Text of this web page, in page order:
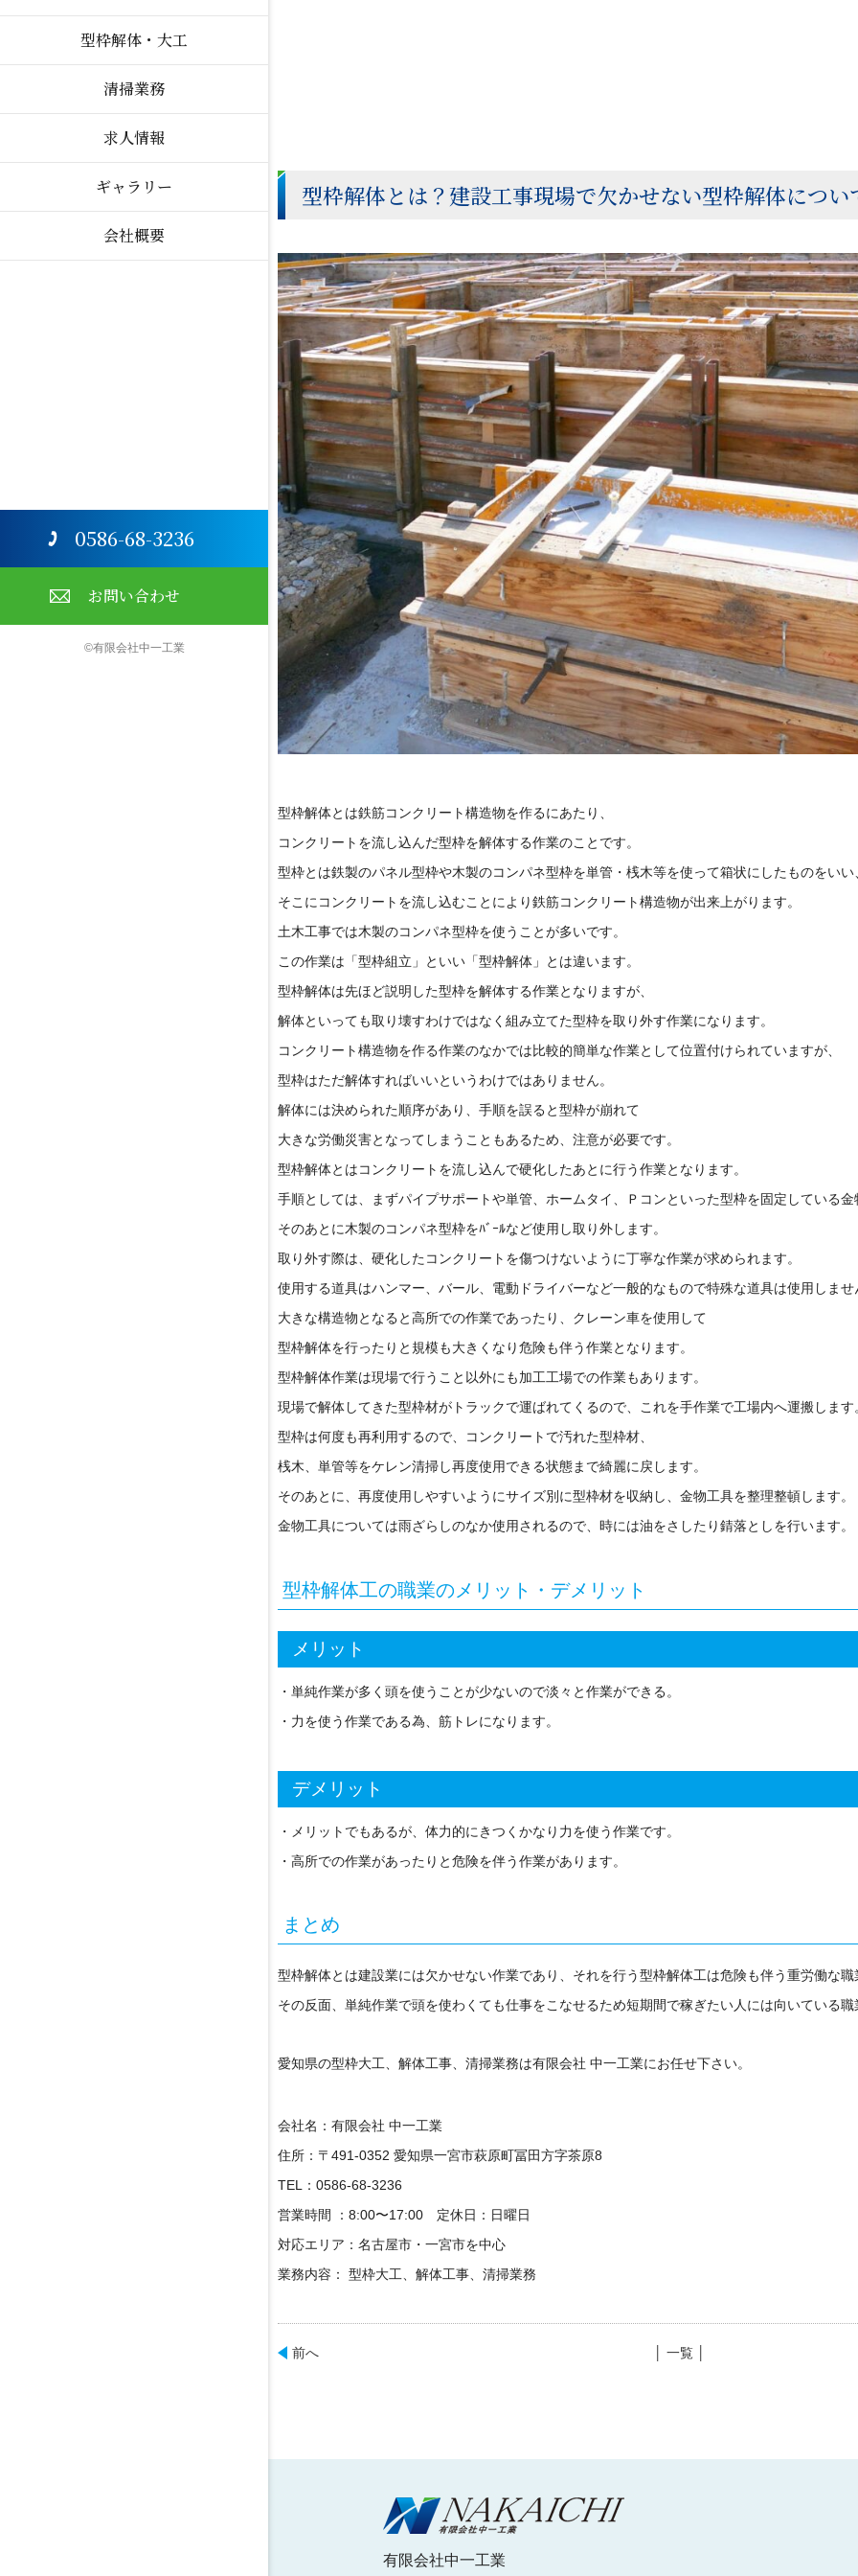
型枠解体・大工
清掃業務
求人情報
ギャラリー
会社概要
0586-68-3236
お問い合わせ
©有限会社中一工業
型枠解体とは？建設工事現場で欠かせない型枠解体につ
型枠解体とは鉄筋コンクリート構造物を作るにあたり、
コンクリートを流し込んだ型枠を解体する作業のことです。
型枠とは鉄製のパネル型枠や木製のコンパネ型枠を単管・桟木等を使って箱状にしたものをいい
そこにコンクリートを流し込むことにより鉄筋コンクリート構造物が出来上がります。
土木工事では木製のコンパネ型枠を使うことが多いです。
この作業は「型枠組立」といい「型枠解体」とは違います。
型枠解体は先ほど説明した型枠を解体する作業となりますが、
解体といっても取り壊すわけではなく組み立てた型枠を取り外す作業になります。
コンクリート構造物を作る作業のなかでは比較的簡単な作業として位置付けられていますが、
型枠はただ解体すればいいというわけではありません。
解体には決められた順序があり、手順を誤ると型枠が崩れて
大きな労働災害となってしまうこともあるため、注意が必要です。
型枠解体とはコンクリートを流し込んで硬化したあとに行う作業となります。
手順としては、まずパイプサポートや単管、ホームタイ、Ｐコンといった型枠を固定している
そのあとに木製のコンパネ型枠をﾊﾞｰﾙなど使用し取り外します。
取り外す際は、硬化したコンクリートを傷つけないように丁寧な作業が求められます。
使用する道具はハンマー、バール、電動ドライバーなど一般的なもので特殊な道具は使用しませ
大きな構造物となると高所での作業であったり、クレーン車を使用して
型枠解体を行ったりと規模も大きくなり危険も伴う作業となります。
型枠解体作業は現場で行うこと以外にも加工工場での作業もあります。
現場で解体してきた型枠材がトラックで運ばれてくるので、これを手作業で工場内へ運搬します
型枠は何度も再利用するので、コンクリートで汚れた型枠材、
桟木、単管等をケレン清掃し再度使用できる状態まで綺麗に戻します。
そのあとに、再度使用しやすいようにサイズ別に型枠材を収納し、金物工具を整理整頓します。
金物工具については雨ざらしのなか使用されるので、時には油をさしたり錆落としを行います。
型枠解体工の職業のメリット・デメリット
メリット
・単純作業が多く頭を使うことが少ないので淡々と作業ができる。
・力を使う作業である為、筋トレになります。
デメリット
・メリットでもあるが、体力的にきつくかなり力を使う作業です。
・高所での作業があったりと危険を伴う作業があります。
まとめ
型枠解体とは建設業には欠かせない作業であり、それを行う型枠解体工は危険も伴う重労働な職
その反面、単純作業で頭を使わくても仕事をこなせるため短期間で稼ぎたい人には向いている職
愛知県の型枠大工、解体工事、清掃業務は有限会社 中一工業にお任せ下さい。
会社名：有限会社 中一工業
住所：〒491-0352 愛知県一宮市萩原町冨田方字茶原8
TEL：0586-68-3236
営業時間 ：8:00〜17:00 定休日：日曜日
対応エリア：名古屋市・一宮市を中心
業務内容： 型枠大工、解体工事、清掃業務
前へ │ 一覧 │
有限会社中一工業